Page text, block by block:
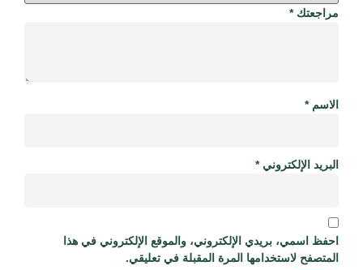
مراجعتك*
الاسم*
البريد الإلكتروني*
احفظ اسمي، بريدي الإلكتروني، والموقع الإلكتروني في هذا
المتصفح لاستخدامها المرة المقبلة في تعليقي.